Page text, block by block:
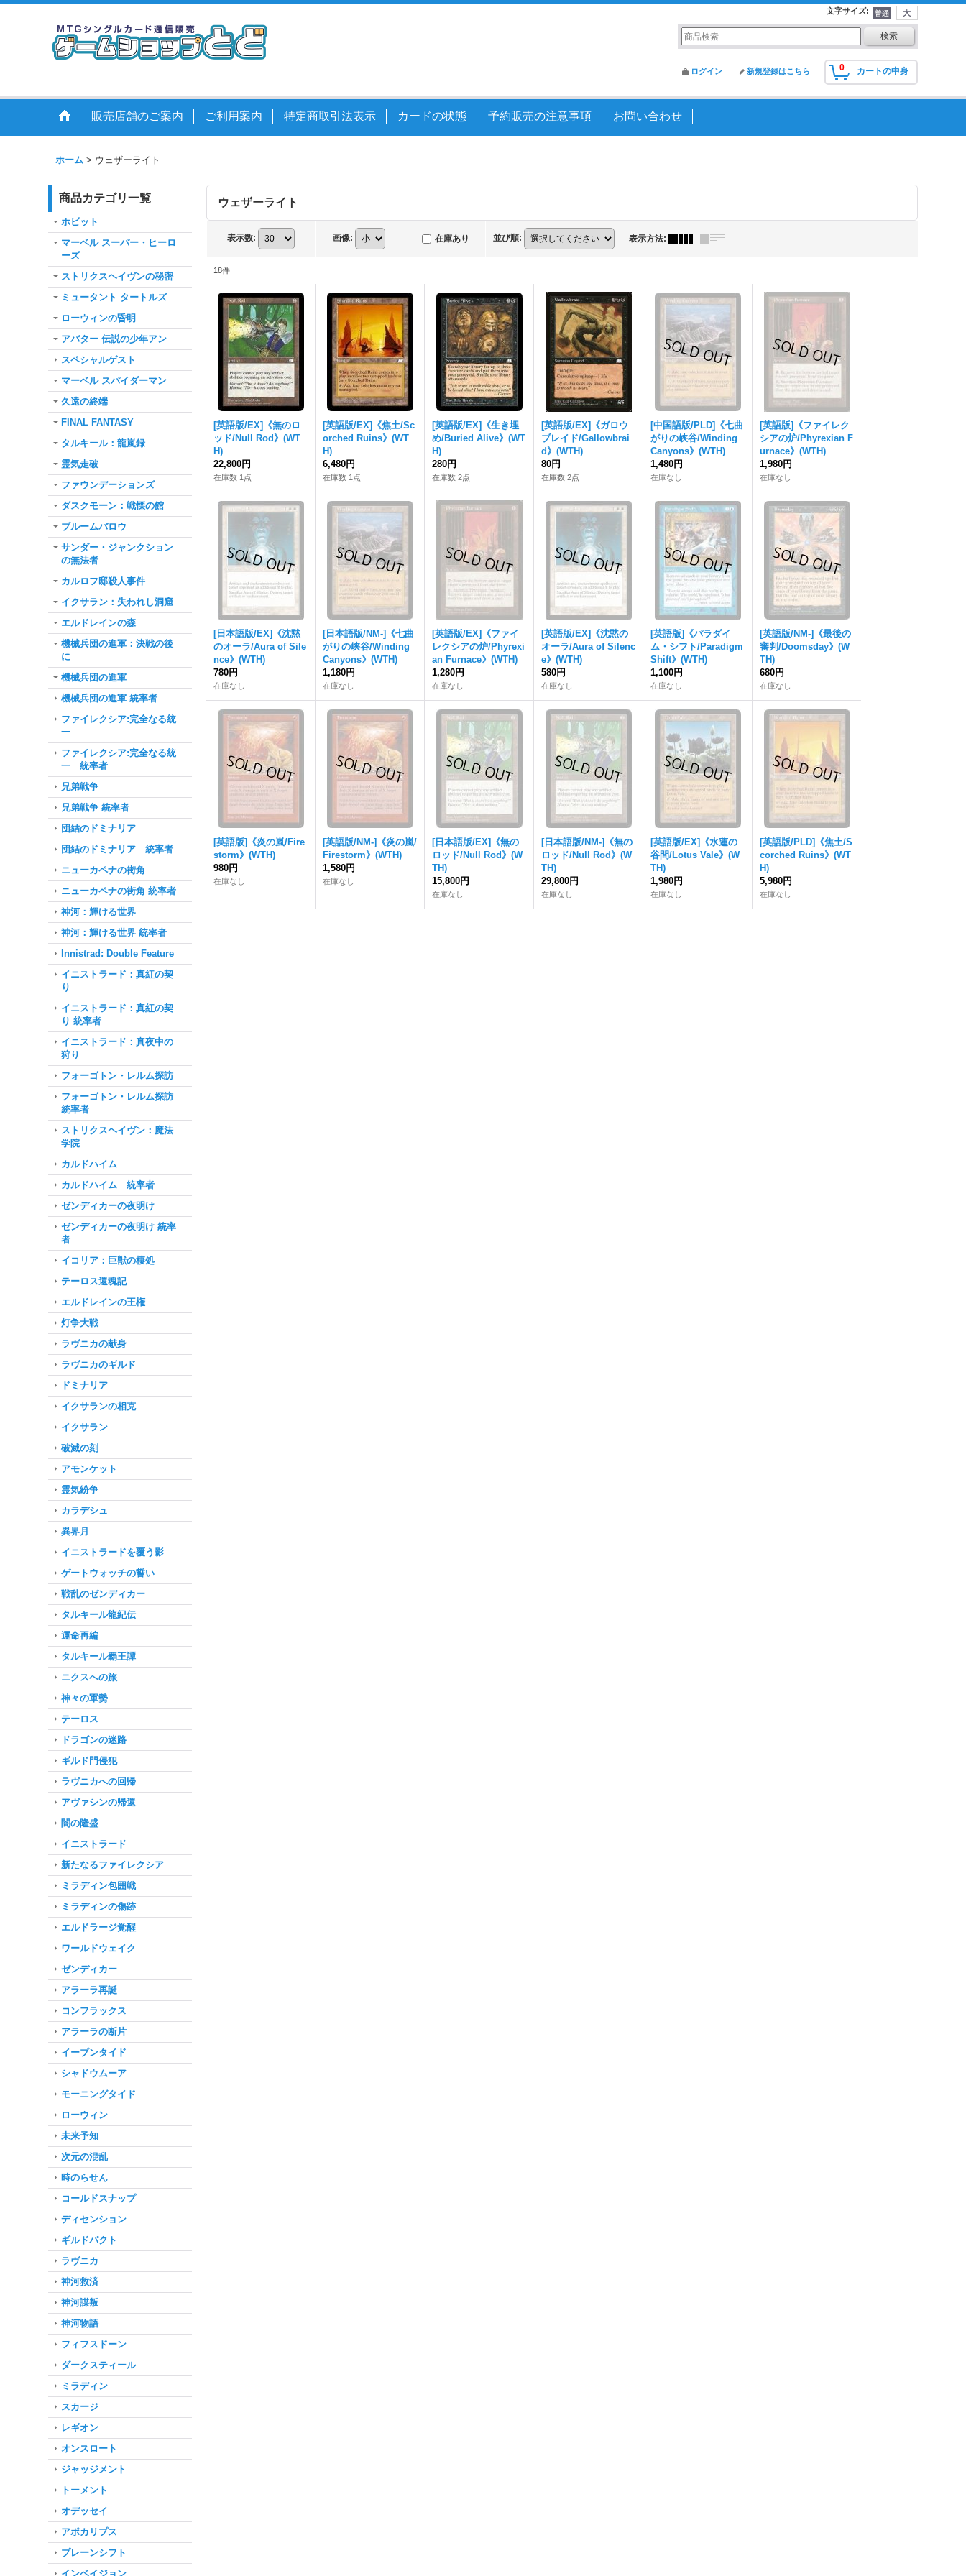
文字サイズ:
0 カートの中身
ログイン 新規登録はこちら
販売店舗のご案内 ご利用案内 特定商取引法表示 カードの状態 予約販売の注意事項 お問い合わせ
ホーム > ウェザーライト
商品カテゴリ一覧
ホビット
マーベル スーパー・ヒーロ
ーズ
ストリクスヘイヴンの秘密
ミュータント タートルズ
ローウィンの昏明
アバター 伝説の少年アン
スペシャルゲスト
マーベル スパイダーマン
久遠の終端
FINAL FANTASY
タルキール：龍嵐録
霊気走破
ファウンデーションズ
ダスクモーン：戦慄の館
ブルームバロウ
サンダー・ジャンクション
の無法者
カルロフ邸殺人事件
イクサラン：失われし洞窟
エルドレインの森
機械兵団の進軍：決戦の後
に
機械兵団の進軍
機械兵団の進軍 統率者
ファイレクシア:完全なる統
一
ファイレクシア:完全なる統
一 統率者
兄弟戦争
兄弟戦争 統率者
団結のドミナリア
団結のドミナリア 統率者
ニューカペナの街角
ニューカペナの街角 統率者
神河：輝ける世界
神河：輝ける世界 統率者
Innistrad: Double Feature
イニストラード：真紅の契
り
イニストラード：真紅の契
り 統率者
イニストラード：真夜中の
狩り
フォーゴトン・レルム探訪
フォーゴトン・レルム探訪
統率者
ストリクスヘイヴン：魔法
学院
カルドハイム
カルドハイム 統率者
ゼンディカーの夜明け
ゼンディカーの夜明け 統率
者
イコリア：巨獣の棲処
テーロス還魂記
エルドレインの王権
灯争大戦
ラヴニカの献身
ラヴニカのギルド
ドミナリア
イクサランの相克
イクサラン
破滅の刻
アモンケット
霊気紛争
カラデシュ
異界月
イニストラードを覆う影
ゲートウォッチの誓い
戦乱のゼンディカー
タルキール龍紀伝
運命再編
タルキール覇王譚
ニクスへの旅
神々の軍勢
テーロス
ドラゴンの迷路
ギルド門侵犯
ラヴニカへの回帰
アヴァシンの帰還
闇の隆盛
イニストラード
新たなるファイレクシア
ミラディン包囲戦
ミラディンの傷跡
エルドラージ覚醒
ワールドウェイク
ゼンディカー
アラーラ再誕
コンフラックス
アラーラの断片
イーブンタイド
シャドウムーア
モーニングタイド
ローウィン
未来予知
次元の混乱
時のらせん
コールドスナップ
ディセンション
ギルドパクト
ラヴニカ
神河救済
神河謀叛
神河物語
フィフスドーン
ダークスティール
ミラディン
スカージ
レギオン
オンスロート
ジャッジメント
トーメント
オデッセイ
アポカリプス
プレーンシフト
インベイジョン
ウェザーライト
表示数: 画像: 在庫あり 並び順: 表示方法:
18件
[英語版/EX]《無のロ
ッド/Null Rod》(WT
H)
22,800円
在庫数 1点
[英語版/EX]《焦土/Sc
orched Ruins》(WT
H)
6,480円
在庫数 1点
[英語版/EX]《生き埋
め/Buried Alive》(WT
H)
280円
在庫数 2点
[英語版/EX]《ガロウ
ブレイド/Gallowbrai
d》(WTH)
80円
在庫数 2点
[中国語版/PLD]《七曲
がりの峡谷/Winding
Canyons》(WTH)
1,480円
在庫なし
[英語版]《ファイレク
シアの炉/Phyrexian F
urnace》(WTH)
1,980円
在庫なし
[日本語版/EX]《沈黙
のオーラ/Aura of Sile
nce》(WTH)
780円
在庫なし
[日本語版/NM-]《七曲
がりの峡谷/Winding
Canyons》(WTH)
1,180円
在庫なし
[英語版/EX]《ファイ
レクシアの炉/Phyrexi
an Furnace》(WTH)
1,280円
在庫なし
[英語版/EX]《沈黙の
オーラ/Aura of Silenc
e》(WTH)
580円
在庫なし
[英語版]《パラダイ
ム・シフト/Paradigm
Shift》(WTH)
1,100円
在庫なし
[英語版/NM-]《最後の
審判/Doomsday》(W
TH)
680円
在庫なし
[英語版]《炎の嵐/Fire
storm》(WTH)
980円
在庫なし
[英語版/NM-]《炎の嵐/
Firestorm》(WTH)
1,580円
在庫なし
[日本語版/EX]《無の
ロッド/Null Rod》(W
TH)
15,800円
在庫なし
[日本語版/NM-]《無の
ロッド/Null Rod》(W
TH)
29,800円
在庫なし
[英語版/EX]《水蓮の
谷間/Lotus Vale》(W
TH)
1,980円
在庫なし
[英語版/PLD]《焦土/S
corched Ruins》(WT
H)
5,980円
在庫なし